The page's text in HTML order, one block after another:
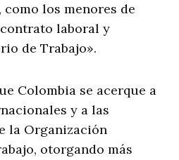
los menores de
laboral y
de Trabajo».
Colombia se acerque a
y a las
la Organización
otorgando más